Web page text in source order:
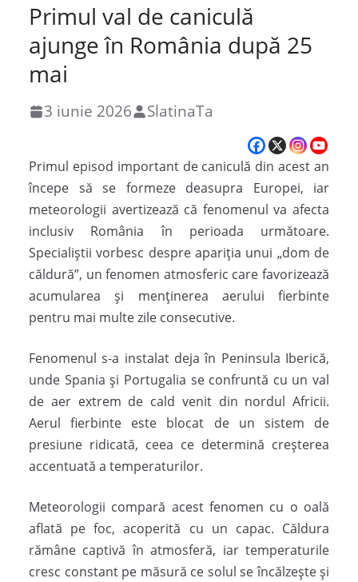
Primul val de caniculă
ajunge în România după 25
mai
3 iunie 2026 SlatinaTa
Primul episod important de caniculă din acest an
începe să se formeze deasupra Europei, iar
meteorologii avertizează că fenomenul va afecta
inclusiv România în perioada următoare.
Specialiștii vorbesc despre apariția unui „dom de
căldură”, un fenomen atmosferic care favorizează
acumularea și menținerea aerului fierbinte
pentru mai multe zile consecutive.
Fenomenul s-a instalat deja în Peninsula Iberică,
unde Spania și Portugalia se confruntă cu un val
de aer extrem de cald venit din nordul Africii.
Aerul fierbinte este blocat de un sistem de
presiune ridicată, ceea ce determină creșterea
accentuată a temperaturilor.
Meteorologii compară acest fenomen cu o oală
aflată pe foc, acoperită cu un capac. Căldura
rămâne captivă în atmosferă, iar temperaturile
cresc constant pe măsură ce solul se încălzește și